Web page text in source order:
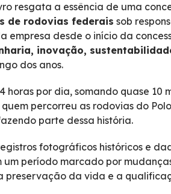
resgata a essência de uma
de rodovias federais sob
empresa desde o início da
inovação,
dos anos.
por dia, somando quase 10
percorreu as rodovias do
parte dessa história.
fotográficos históricos e
um período marcado por
preservação da vida e a